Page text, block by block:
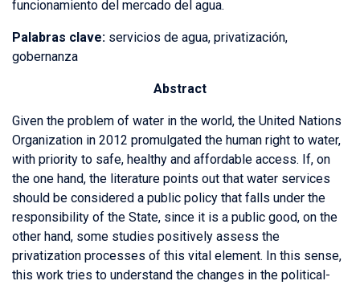
funcionamiento del mercado del agua.
Palabras clave: servicios de agua, privatización,
gobernanza
Abstract
Given the problem of water in the world, the United Nations
Organization in 2012 promulgated the human right to water,
with priority to safe, healthy and affordable access. If, on
the one hand, the literature points out that water services
should be considered a public policy that falls under the
responsibility of the State, since it is a public good, on the
other hand, some studies positively assess the
privatization processes of this vital element. In this sense,
this work tries to understand the changes in the political-